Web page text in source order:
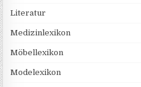
Literatur
Medizinlexikon
Möbellexikon
Modelexikon